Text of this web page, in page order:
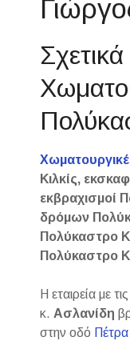
Κιλκίς,
εκβραχισμοί
δρόμων
Πολύκαστρο
Πολύκαστρο
Η εταιρεία με
κ. Ασλανίδη
στην οδό